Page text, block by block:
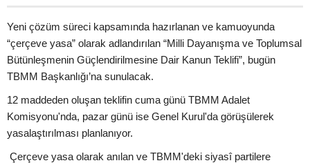
Yeni çözüm süreci kapsamında hazırlanan ve kamuoyunda
“çerçeve yasa” olarak adlandırılan “Milli Dayanışma ve Toplumsal
Bütünleşmenin Güçlendirilmesine Dair Kanun Teklifi”, bugün
TBMM Başkanlığı’na sunulacak.
12 maddeden oluşan teklifin cuma günü TBMM Adalet
Komisyonu'nda, pazar günü ise Genel Kurul'da görüşülerek
yasalaştırılması planlanıyor.
Çerçeve yasa olarak anılan ve TBMM'deki siyasî partilere